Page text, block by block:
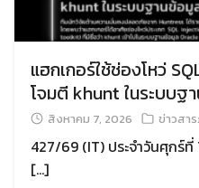
แฮกเกอร์ใช้ช่องโหว่
โจมตี khunt ในระบบฐ
สิงหาคม 7, 2026 ข่าวสา
427/69 (IT) ประจำวันศุกร์
[…]